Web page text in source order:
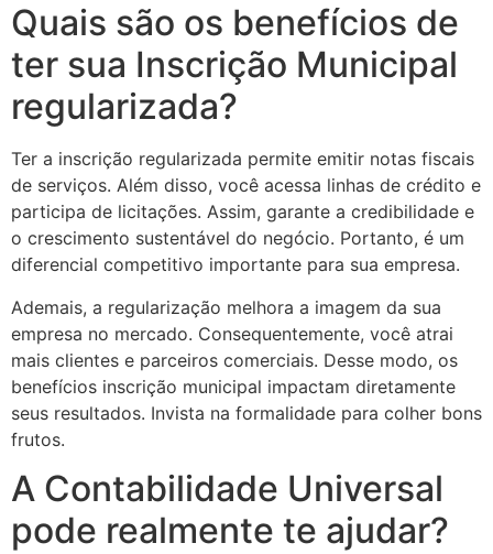
Quais são os benefícios de
ter sua Inscrição Municipal
regularizada?
Ter a inscrição regularizada permite emitir notas fiscais
de serviços. Além disso, você acessa linhas de crédito e
participa de licitações. Assim, garante a credibilidade e
o crescimento sustentável do negócio. Portanto, é um
diferencial competitivo importante para sua empresa.
Ademais, a regularização melhora a imagem da sua
empresa no mercado. Consequentemente, você atrai
mais clientes e parceiros comerciais. Desse modo, os
benefícios inscrição municipal impactam diretamente
seus resultados. Invista na formalidade para colher bons
frutos.
A Contabilidade Universal
pode realmente te ajudar?